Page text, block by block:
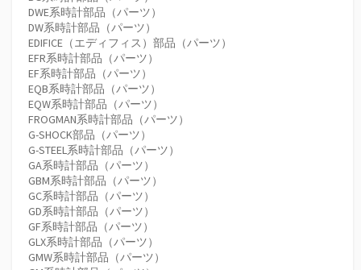
DWE系時計部品（パーツ）
DW系時計部品（パーツ）
EDIFICE（エディフィス）部品（パーツ）
EFR系時計部品（パーツ）
EF系時計部品（パーツ）
EQB系時計部品（パーツ）
EQW系時計部品（パーツ）
FROGMAN系時計部品（パーツ）
G-SHOCK部品（パーツ）
G-STEEL系時計部品（パーツ）
GA系時計部品（パーツ）
GBM系時計部品（パーツ）
GC系時計部品（パーツ）
GD系時計部品（パーツ）
GF系時計部品（パーツ）
GLX系時計部品（パーツ）
GMW系時計部品（パーツ）